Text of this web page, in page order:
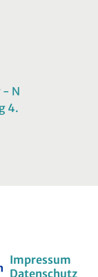
- N
4.
Impressum
Datenschutz